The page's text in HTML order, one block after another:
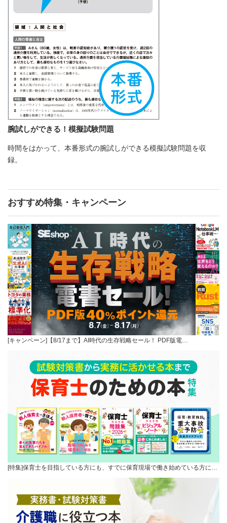
腕試しができる！模擬試験問題
時間をはかって、本番形式の腕試しができる模擬試験問題を収
録。
おすすめ特集・キャンペーン
[キャンペーン]【8/17まで】AI時代の生存戦略セール！ PDF版電…
[特集]保育士を目指している方にも、すでに保育現場で働き始めている方に…